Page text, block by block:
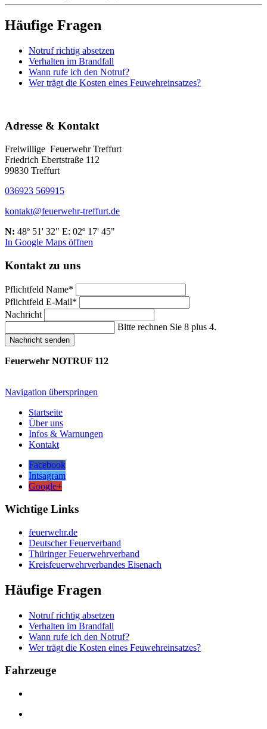
Häufige Fragen
Notruf richtig absetzen
Verhalten im Brandfall
Wann rufe ich den Notruf?
Wer trägt die Kosten eines Feuwehreinsatzes?
Adresse & Kontakt
Freiwillige Feuerwehr Treffurt
Friedrich Ebertstraße 112
99830 Treffurt
036923 569915
kontakt@feuerwehr-treffurt.de
N: 48º 51' 32" E: 02º 17' 45"
In Google Maps öffnen
Kontakt zu uns
Pflichtfeld Name*
Pflichtfeld E-Mail*
Nachricht
Bitte rechnen Sie 8 plus 4.
Nachricht senden
Feuerwehr NOTRUF 112
Navigation überspringen
Startseite
Über uns
Infos & Warnungen
Kontakt
Facebook
Intsagram
Google+
Wichtige Links
feuerwehr.de
Deutscher Feuerverband
Thüringer Feuerwehrverband
Kreisfeuerwehrverbandes Eisenach
Häufige Fragen
Notruf richtig absetzen
Verhalten im Brandfall
Wann rufe ich den Notruf?
Wer trägt die Kosten eines Feuwehreinsatzes?
Fahrzeuge